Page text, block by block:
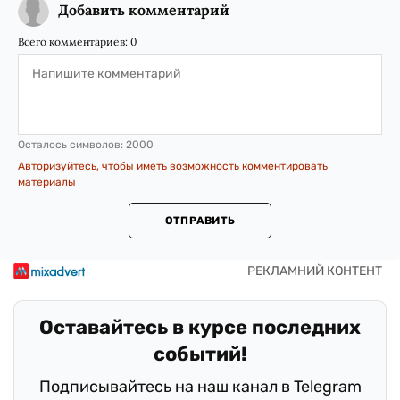
Добавить комментарий
Всего комментариев: 0
Осталось символов: 2000
Авторизуйтесь, чтобы иметь возможность комментировать
материалы
ОТПРАВИТЬ
Оставайтесь в курсе последних
событий!
Подписывайтесь на наш канал в Telegram